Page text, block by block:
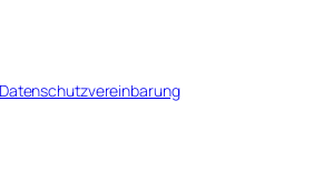
Datenschutzvereinbarung